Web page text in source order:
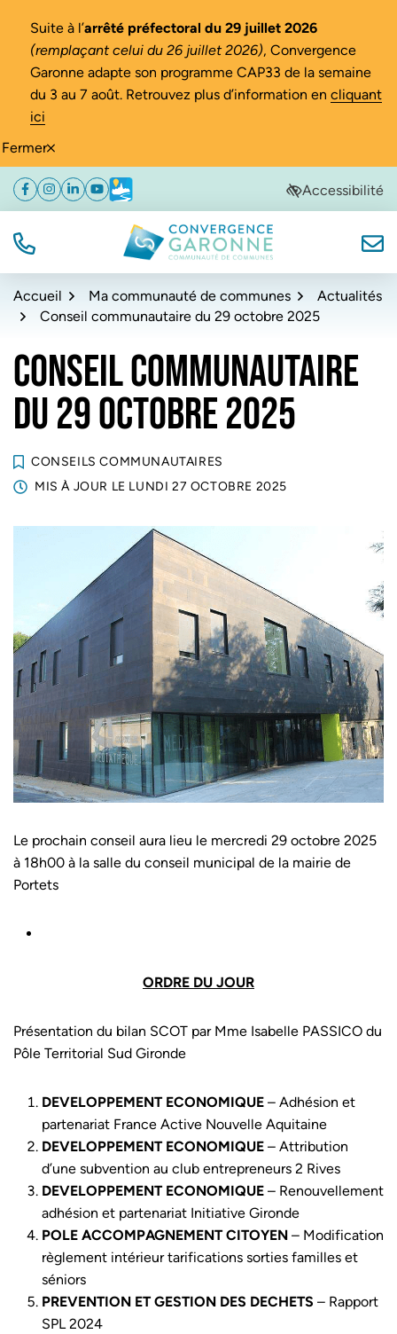
Fermer
Suite à l’arrêté préfectoral du 29 juillet 2026
(remplaçant celui du 26 juillet 2026), Convergence
Garonne adapte son programme CAP33 de la semaine
du 3 au 7 août. Retrouvez plus d’information en cliquant
ici
Aller
navigation
Aller
au
Aller
au
de
Facebook
(ouverture dans un nouvel onglet)
Instagram
(ouverture dans un nouvel onglet)
Linkedin
(ouverture dans un nouvel onglet)
YouTube
(ouverture dans un nouvel onglet)
Météo
(ouverture dans un nouvel onglet)Accessibilité
TÉL. Convergence Garonne
Accueil Ma communauté de communes
Actualités
Conseil communautaire du 29 octobre 2025
CONSEIL COMMUNAUTAIRE
DU 29 OCTOBRE 2025
CONSEILS COMMUNAUTAIRES
MIS À JOUR LE LUNDI 27 OCTOBRE 2025
Le prochain conseil aura lieu le mercredi 29 octobre 2025
à 18h00 à la salle du conseil municipal de la mairie de
Portets
ORDRE DU JOUR
Présentation du bilan SCOT par Mme Isabelle PASSICO du
Pôle Territorial Sud Gironde
DEVELOPPEMENT ECONOMIQUE – Adhésion et
partenariat France Active Nouvelle Aquitaine
DEVELOPPEMENT ECONOMIQUE – Attribution
d’une subvention au club entrepreneurs 2 Rives
DEVELOPPEMENT ECONOMIQUE – Renouvellement
adhésion et partenariat Initiative Gironde
POLE ACCOMPAGNEMENT CITOYEN – Modification
règlement intérieur tarifications sorties familles et
séniors
PREVENTION ET GESTION DES DECHETS – Rapport
SPL 2024